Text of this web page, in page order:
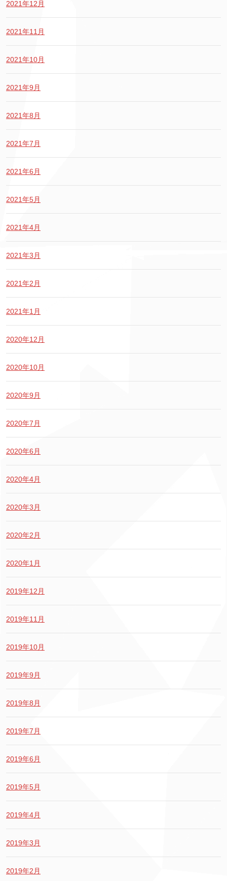
2021年12月
2021年11月
2021年10月
2021年9月
2021年8月
2021年7月
2021年6月
2021年5月
2021年4月
2021年3月
2021年2月
2021年1月
2020年12月
2020年10月
2020年9月
2020年7月
2020年6月
2020年4月
2020年3月
2020年2月
2020年1月
2019年12月
2019年11月
2019年10月
2019年9月
2019年8月
2019年7月
2019年6月
2019年5月
2019年4月
2019年3月
2019年2月